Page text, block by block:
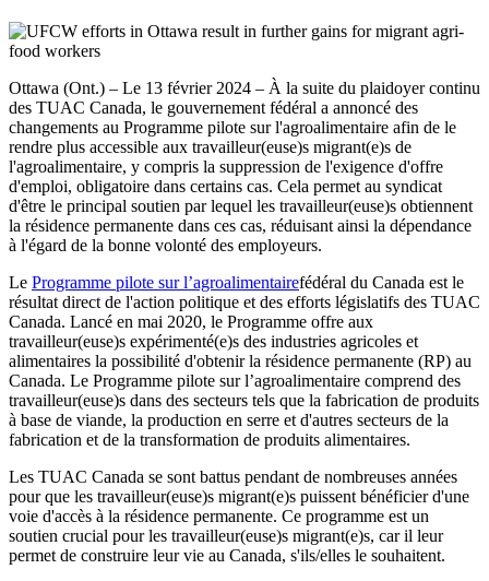
Ottawa (Ont.) – Le 13 février 2024 – À la suite du plaidoyer continu
des TUAC Canada, le gouvernement fédéral a annoncé des
changements au Programme pilote sur l'agroalimentaire afin de le
rendre plus accessible aux travailleur(euse)s migrant(e)s de
l'agroalimentaire, y compris la suppression de l'exigence d'offre
d'emploi, obligatoire dans certains cas. Cela permet au syndicat
d'être le principal soutien par lequel les travailleur(euse)s obtiennent
la résidence permanente dans ces cas, réduisant ainsi la dépendance
à l'égard de la bonne volonté des employeurs.
Le Programme pilote sur l’agroalimentairefédéral du Canada est le
résultat direct de l'action politique et des efforts législatifs des TUAC
Canada. Lancé en mai 2020, le Programme offre aux
travailleur(euse)s expérimenté(e)s des industries agricoles et
alimentaires la possibilité d'obtenir la résidence permanente (RP) au
Canada. Le Programme pilote sur l’agroalimentaire comprend des
travailleur(euse)s dans des secteurs tels que la fabrication de produits
à base de viande, la production en serre et d'autres secteurs de la
fabrication et de la transformation de produits alimentaires.
Les TUAC Canada se sont battus pendant de nombreuses années
pour que les travailleur(euse)s migrant(e)s puissent bénéficier d'une
voie d'accès à la résidence permanente. Ce programme est un
soutien crucial pour les travailleur(euse)s migrant(e)s, car il leur
permet de construire leur vie au Canada, s'ils/elles le souhaitent.